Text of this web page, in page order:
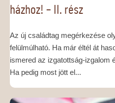
házhoz! – II. rész
Az új családtag megérkezése
felülmúlható. Ha már éltél át
ismered az izgatottság-izgalom
Ha pedig most jött el...